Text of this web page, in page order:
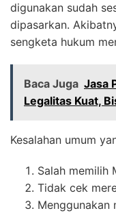
digunakan sudah
dipasarkan.
sengketa hukum
Baca Juga Jasa
Legalitas Kuat,
Kesalahan umum
Salah memilih
Tidak cek
Menggunakan